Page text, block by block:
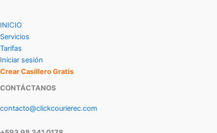
INICIO
Servicios
Tarifas
Iniciar sesión
Crear Casillero Gratis
CONTÁCTANOS
contacto@clickcourierec.com